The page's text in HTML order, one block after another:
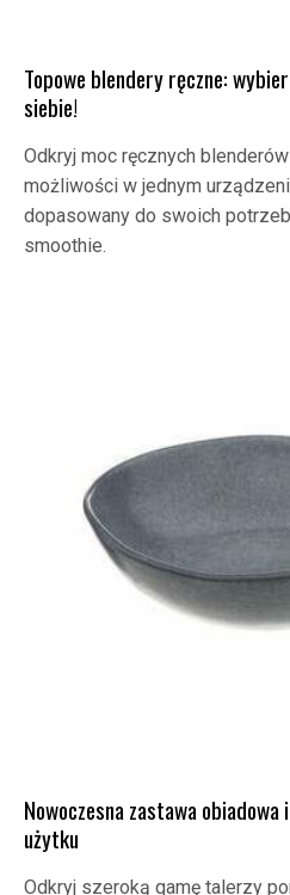
Topowe blendery ręczne:
siebie!
Odkryj moc ręcznych
możliwości w jednym
dopasowany do swoich
smoothie.
Nowoczesna zastawa
użytku
Odkryj szeroką gamę talerzy